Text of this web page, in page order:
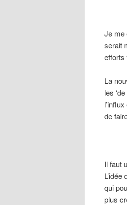
Je me
serait
efforts
La
les
de
Il faut
qui
plus